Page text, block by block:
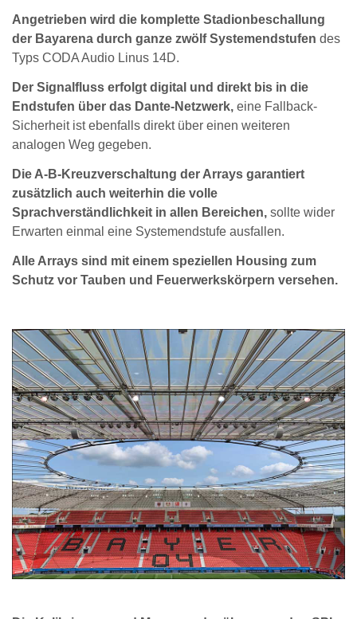
Angetrieben wird die komplette Stadionbeschallung
der Bayarena durch ganze zwölf Systemendstufen des
Typs CODA Audio Linus 14D.
Der Signalfluss erfolgt digital und direkt bis in die
Endstufen über das Dante-Netzwerk, eine Fallback-
Sicherheit ist ebenfalls direkt über einen weiteren
analogen Weg gegeben.
Die A-B-Kreuzverschaltung der Arrays garantiert
zusätzlich auch weiterhin die volle
Sprachverständlichkeit in allen Bereichen, sollte wider
Erwarten einmal eine Systemendstufe ausfallen.
Alle Arrays sind mit einem speziellen Housing zum
Schutz vor Tauben und Feuerwerkskörpern versehen.